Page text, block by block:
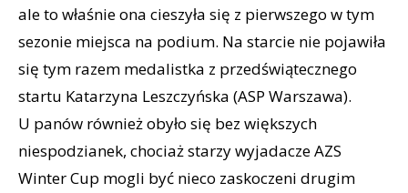
ale to właśnie ona cieszyła się z pierwszego w tym
sezonie miejsca na podium. Na starcie nie pojawiła
się tym razem medalistka z przedświątecznego
startu Katarzyna Leszczyńska (ASP Warszawa).
U panów również obyło się bez większych
niespodzianek, chociaż starzy wyjadacze AZS
Winter Cup mogli być nieco zaskoczeni drugim